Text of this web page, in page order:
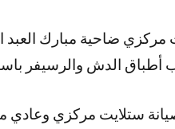
ضاحية مبارك العبد
أطباق الدش والرسيفر
ستلايت مركزي وعادي